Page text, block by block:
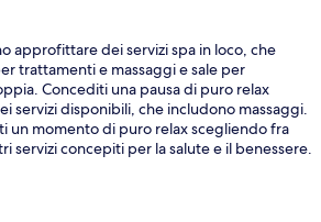
approfittare dei servizi spa in loco, che
trattamenti e massaggi e sale per
Concediti una pausa di puro relax
servizi disponibili, che includono massaggi.
un momento di puro relax scegliendo fra
servizi concepiti per la salute e il benessere.